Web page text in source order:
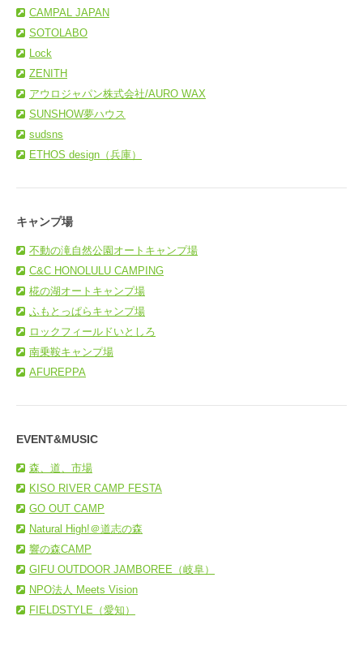
CAMPAL JAPAN
SOTOLABO
Lock
ZENITH
アウロジャパン株式会社/AURO WAX
SUNSHOW夢ハウス
sudsns
ETHOS design（兵庫）
キャンプ場
不動の滝自然公園オートキャンプ場
C&C HONOLULU CAMPING
椛の湖オートキャンプ場
ふもとっぱらキャンプ場
ロックフィールドいとしろ
南乗鞍キャンプ場
AFUREPPA
EVENT&MUSIC
森、道、市場
KISO RIVER CAMP FESTA
GO OUT CAMP
Natural High!＠道志の森
響の森CAMP
GIFU OUTDOOR JAMBOREE（岐阜）
NPO法人 Meets Vision
FIELDSTYLE（愛知）